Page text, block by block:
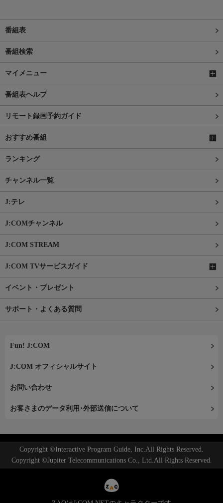
番組表
番組検索
マイメニュー
番組表ヘルプ
リモート録画予約ガイド
おすすめ番組
ランキング
チャンネル一覧
J:テレ
J:COMチャンネル
J:COM STREAM
J:COM TVサービスガイド
イベント・プレゼント
サポート・よくある質問
Fun! J:COM
J:COM オフィシャルサイト
お問い合わせ
お客さまのデータ利用･外部送信について
Copyright ©Interactive Program Guide, Inc.All Rights Reserved.
Copyright ©Jupiter Telecommunications Co., Ltd.All Rights Reserved.